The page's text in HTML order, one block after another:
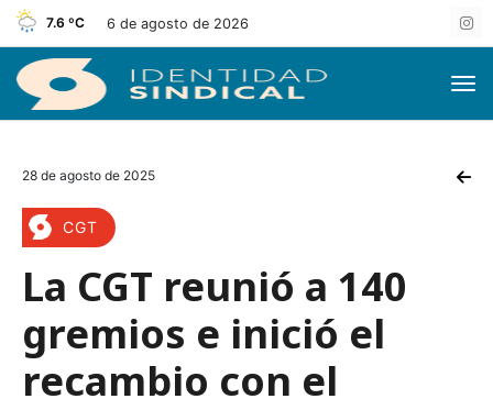
7.6 ºC 6 de agosto de 2026
28 de agosto de 2025
CGT
La CGT reunió a 140
gremios e inició el
recambio con el